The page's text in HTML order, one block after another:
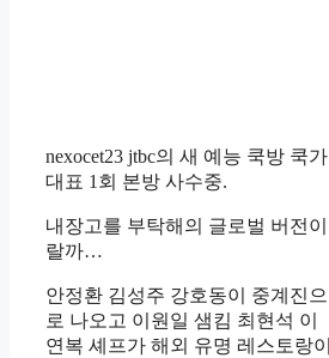
nexocet23 jtbc의 새 예능 쿡방 쿡가
대표 1회 본방 사수중.
내장고를 부탁해의 글로벌 버전이
랄까…
안정환 김성주 강호동이 중계진으
로 나오고 이원일 샘킴 최현석 이
연복 셰프가 해외 유명 레스토랑이